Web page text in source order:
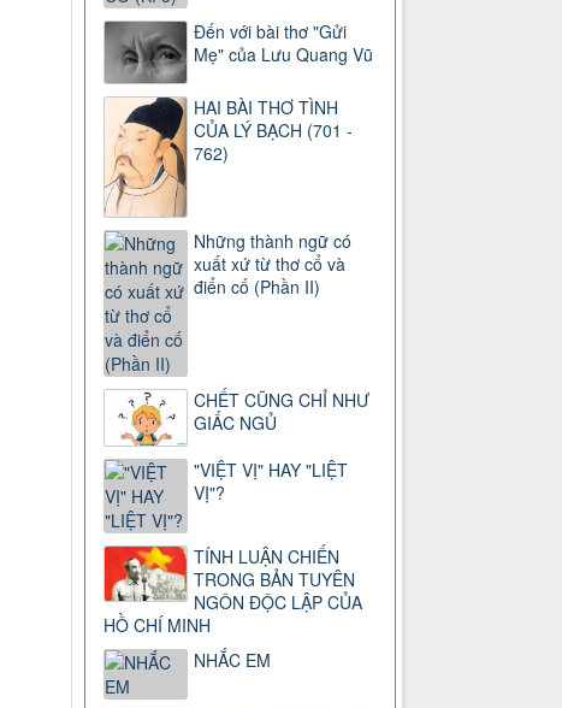
Đến với bài thơ "Gửi
Mẹ" của Lưu Quang Vũ
HAI BÀI THƠ TÌNH
CỦA LÝ BẠCH (701 -
762)
Những thành ngữ có
xuất xứ từ thơ cổ và
điển cố (Phần II)
CHẾT CŨNG CHỈ NHƯ
GIẤC NGỦ
"VIỆT VỊ" HAY "LIỆT
VỊ"?
TÍNH LUẬN CHIẾN
TRONG BẢN TUYÊN
NGÔN ĐỘC LẬP CỦA
HỒ CHÍ MINH
NHẮC EM